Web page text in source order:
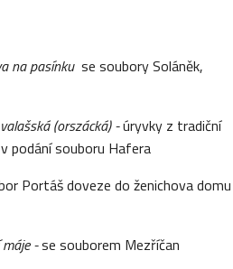
na pasínku se soubory Soláněk,
(orszácká) -úryvky z tradiční
podání souboru Hafera
Portáš doveze do ženichova domu
máje -se souborem Mezříčan